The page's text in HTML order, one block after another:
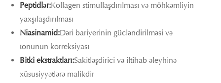
Peptidlər:Kollagen stimullaşdırılması və möhkəmliyin
yaxşılaşdırılması
Niasinamid:Dəri bariyerinin gücləndirilməsi və
tonunun korreksiyası
Bitki ekstraktları:Sakitləşdirici və iltihab əleyhinə
xüsusiyyətlərə malikdir